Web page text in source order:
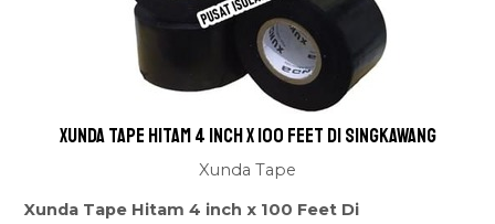
Xunda Tape Hitam 4 inch x 100 Feet Di Singkawang
Xunda Tape
Xunda Tape Hitam 4 inch x 100 Feet Di